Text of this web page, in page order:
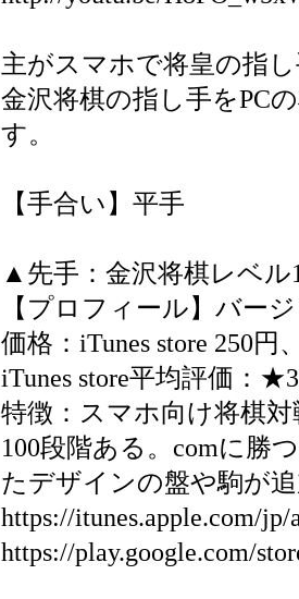
主がスマホで将皇の指
金沢将棋の指し手をPC
す。
【手合い】平手
▲先手：金沢将棋レベル
【プロフィール】バー
価格：iTunes store 250円
iTunes store平均評価：
特徴：スマホ向け将棋
100段階ある。comに勝
たデザインの盤や駒が
https://itunes.apple.com/
https://play.google.com/